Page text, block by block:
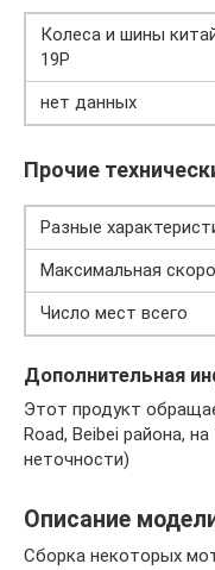
Колеса и шины
19P
нет данных
Прочие
Разные
Максимальная
Число мест всего
Дополнительная
Этот продукт
Road, Beibei района,
неточности)
Описание
Сборка некоторых